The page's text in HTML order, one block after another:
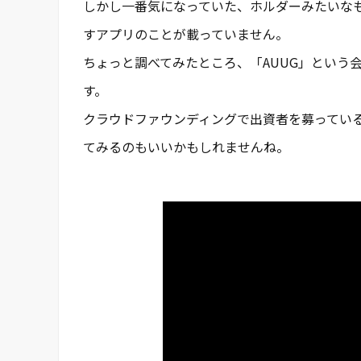
しかし一番気になっていた、ホルダーみたい
すアプリのことが載っていません。
ちょっと調べてみたところ、「AUUG」とい
す。
クラウドファウンディングで出資者を募って
てみるのもいいかもしれませんね。